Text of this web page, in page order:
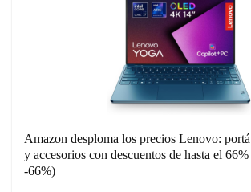
Amazon desploma los precios Lenovo:
y accesorios con descuentos de hasta el
-66%)